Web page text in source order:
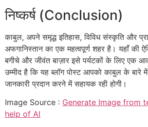
निष्कर्ष (Conclusion)
काबुल, अपने समृद्ध इतिहास, विविध संस्कृति और
अफगानिस्तान का एक महत्वपूर्ण शहर है। यहाँ की
बगीचे और जीवंत बाज़ार इसे पर्यटकों के लिए एक
उम्मीद है कि यह ब्लॉग पोस्ट आपको काबुल के बारे
जानकारी प्रदान करने में सहायक रही होगी।
Image Source : Generate Image from
help of AI